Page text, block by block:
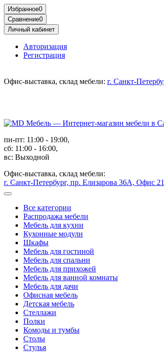
Избранное0
Сравнение0
Личный кабинет
Авторизация
Регистрация
Офис-выставка, склад мебели: г. Санкт-
пн-пт: 11:00 - 19:00,
сб: 11:00 - 16:00,
вс: Выходной
Офис-выставка, склад мебели:
г. Санкт-Петербург, пр. Елизарова 36А, Офис
Все категории
Распродажа мебели
Мебель для кухни
Кухонные модули
Шкафы
Мебель для гостиной
Мебель для спальни
Мебель для прихожей
Мебель для ванной комнаты
Мебель для дачи
Офисная мебель
Детская мебель
Стеллажи
Полки
Комоды и тумбы
Столы
Стулья